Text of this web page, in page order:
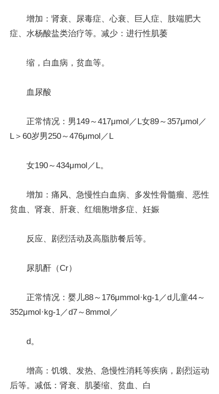
增加：肾衰、尿毒症、心衰、巨人症、肢端肥大
症、水杨酸盐类治疗等。减少：进行性肌萎
缩，白血病，贫血等。
血尿酸
正常情况：男149～417μmol／L女89～357μmol／
L＞60岁男250～476μmol／L
女190～434μmol／L。
增加：痛风、急慢性白血病、多发性骨髓瘤、恶性
贫血、肾衰、肝衰、红细胞增多症、妊娠
反应、剧烈活动及高脂肪餐后等。
尿肌酐（Cr）
正常情况：婴儿88～176μmmol·kg-1／d儿童44～
352μmol·kg-1／d7～8mmol／
d。
增高：饥饿、发热、急慢性消耗等疾病，剧烈运动
后等。减低：肾衰、肌萎缩、贫血、白